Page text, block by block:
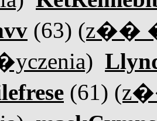
(63) (z��
(61)